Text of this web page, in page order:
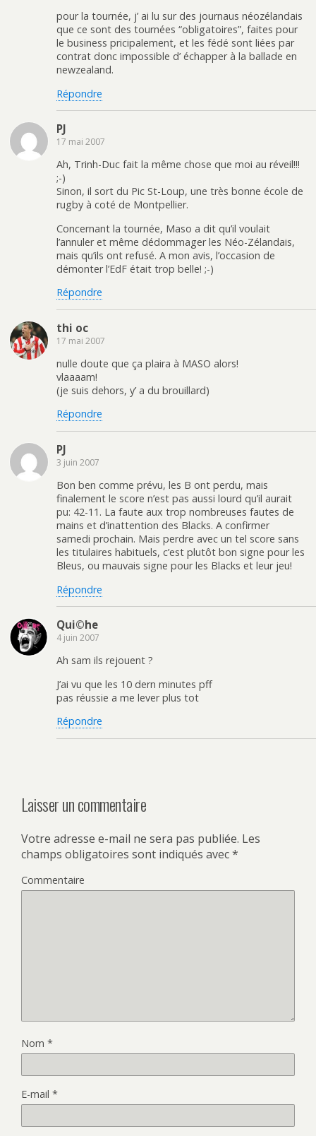
pour la tournée, j’ ai lu sur des journaus néozélandais
que ce sont des tournées “obligatoires”, faites pour
le business pricipalement, et les fédé sont liées par
contrat donc impossible d’ échapper à la ballade en
newzealand.
Répondre
PJ
17 mai 2007
Ah, Trinh-Duc fait la même chose que moi au réveil!!!
;-)
Sinon, il sort du Pic St-Loup, une très bonne école de
rugby à coté de Montpellier.
Concernant la tournée, Maso a dit qu’il voulait
l’annuler et même dédommager les Néo-Zélandais,
mais qu’ils ont refusé. A mon avis, l’occasion de
démonter l’EdF était trop belle! ;-)
Répondre
thi oc
17 mai 2007
nulle doute que ça plaira à MASO alors!
vlaaaam!
(je suis dehors, y’ a du brouillard)
Répondre
PJ
3 juin 2007
Bon ben comme prévu, les B ont perdu, mais
finalement le score n’est pas aussi lourd qu’il aurait
pu: 42-11. La faute aux trop nombreuses fautes de
mains et d’inattention des Blacks. A confirmer
samedi prochain. Mais perdre avec un tel score sans
les titulaires habituels, c’est plutôt bon signe pour les
Bleus, ou mauvais signe pour les Blacks et leur jeu!
Répondre
Qui©he
4 juin 2007
Ah sam ils rejouent ?
J’ai vu que les 10 dern minutes pff
pas réussie a me lever plus tot
Répondre
Laisser un commentaire
Votre adresse e-mail ne sera pas publiée. Les
champs obligatoires sont indiqués avec*
Commentaire
Nom *
E-mail *